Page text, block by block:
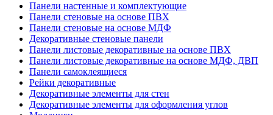
Панели настенные и комплектующие
Панели стеновые на основе ПВХ
Панели стеновые на основе МДФ
Декоративные стеновые панели
Панели листовые декоративные на основе ПВХ
Панели листовые декоративные на основе МДФ, ДВП
Панели самоклеящиеся
Рейки декоративные
Декоративные элементы для стен
Декоративные элементы для оформления углов